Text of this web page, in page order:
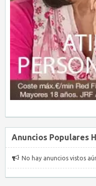
Anuncios Populares
No hay anuncios vistos